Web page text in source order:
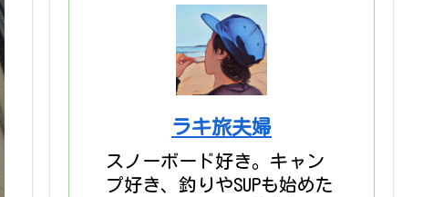
ラキ旅夫婦
スノーボード好き。キャン
プ好き、釣りやSUPも始めた